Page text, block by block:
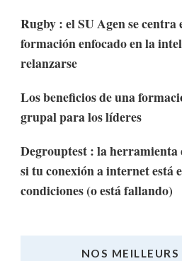
Rugby : el SU Agen se centra
formación enfocado en la
relanzarse
Los beneficios de una
grupal para los líderes
Degrouptest : la
si tu conexión a internet está
condiciones (o está fallando)
NOS